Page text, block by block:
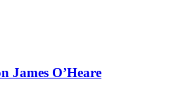
James O’Heare